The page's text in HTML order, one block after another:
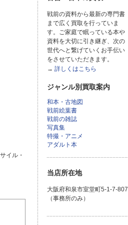
イル・
戦前の資料から最新の専門書
まで広く買取を行っていま
す。ご家庭で眠っている本や
資料を大切に引き継ぎ、次の
世代へと繋げていくお手伝い
をさせていただきます。
→ 詳しくはこちら
ジャンル別買取案内
和本・古地図
戦前絵葉書
戦前の雑誌
写真集
特撮・アニメ
アダルト本
当店所在地
大阪府和泉市室堂町5-1-7-807
（事務所のみ）